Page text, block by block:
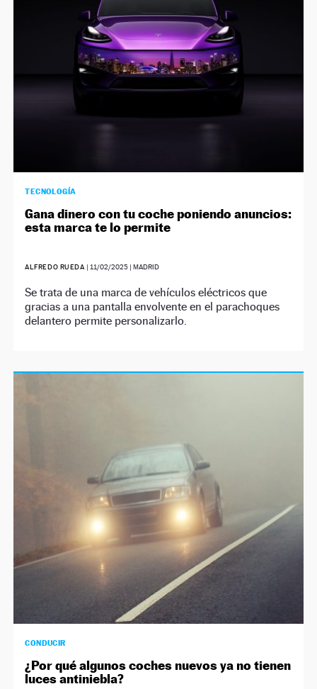
TECNOLOGÍA
Gana dinero con tu coche poniendo anuncios:
esta marca te lo permite
ALFREDO RUEDA | 11/02/2025| MADRID
Se trata de una marca de vehículos eléctricos que
gracias a una pantalla envolvente en el parachoques
delantero permite personalizarlo.
CONDUCIR
¿Por qué algunos coches nuevos ya no tienen
luces antiniebla?